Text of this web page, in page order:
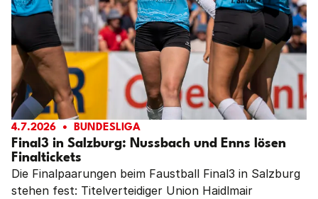
Final3 in Salzburg: Nussbach und Enns lösen
Finaltickets
4.7.2026 BUNDESLIGA
Die Finalpaarungen beim Faustball Final3 in Salzburg
stehen fest: Titelverteidiger Union Haidlmair